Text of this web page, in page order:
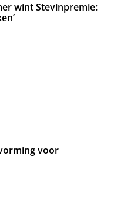
wint Stevinpremie:
voor